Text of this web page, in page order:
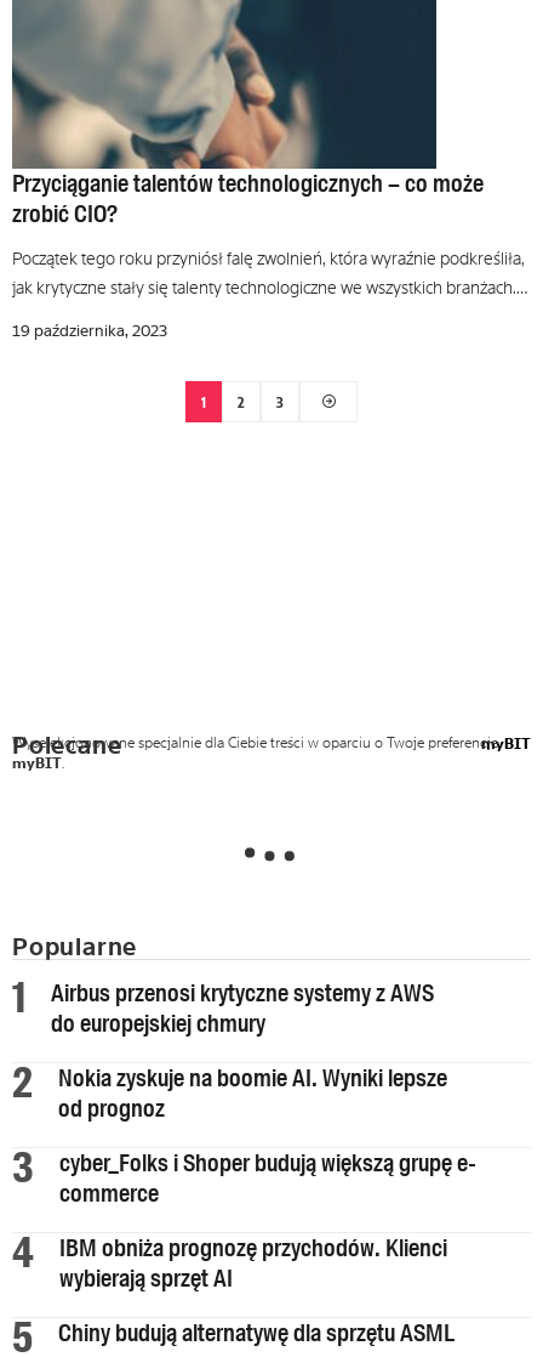
Przyciąganie talentów technologicznych – co może
zrobić CIO?
Początek tego roku przyniósł falę zwolnień, która wyraźnie podkreśliła,
jak krytyczne stały się talenty technologiczne we wszystkich branżach.…
19 października, 2023
1 2 3
Polecane myBIT
Wyselekcjonowane specjalnie dla Ciebie treści w oparciu o Twoje preferencje
myBIT.
Popularne
Airbus przenosi krytyczne systemy z AWS
do europejskiej chmury
Nokia zyskuje na boomie AI. Wyniki lepsze
od prognoz
cyber_Folks i Shoper budują większą grupę e-
commerce
IBM obniża prognozę przychodów. Klienci
wybierają sprzęt AI
Chiny budują alternatywę dla sprzętu ASML